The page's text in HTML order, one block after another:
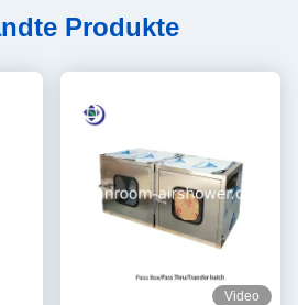
Produkte
Video